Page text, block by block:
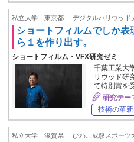
私立大学｜東京都 デジタルハリウッド
ショートフィルムでしか
ら１を作り出す。
ショートフィルム・VFX研究ゼミ
千葉工業大
リウッド研
て特別賞を
研究テー
技術の革新
私立大学｜滋賀県 びわこ成蹊スポーツ